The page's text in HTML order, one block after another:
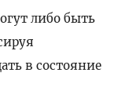
либо быть
в состояние